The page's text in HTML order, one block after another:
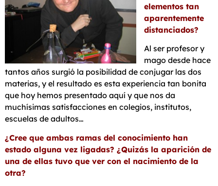
elementos tan
aparentemente
distanciados?
Al ser profesor y
mago desde hace
tantos años surgió la posibilidad de conjugar las dos
materias, y el resultado es esta experiencia tan bonita
que hoy hemos presentado aquí y que nos da
muchísimas satisfacciones en colegios, institutos,
escuelas de adultos…
¿Cree que ambas ramas del conocimiento han
estado alguna vez ligadas? ¿Quizás la aparición de
una de ellas tuvo que ver con el nacimiento de la
otra?